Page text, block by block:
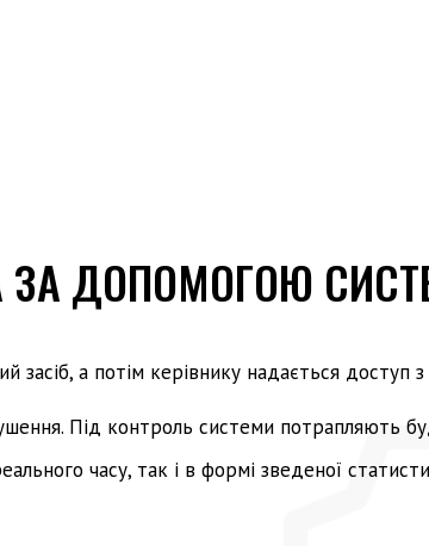
ДОПОМОГОЮ
а потім керівнику надається доступ
Під контроль системи потрапляють
часу, так і в формі зведеної